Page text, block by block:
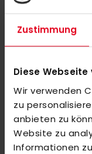
Zustimmung
Diese
Wir verwenden
zu
anbieten zu
Website zu
Informationen
DETAILS
adidas T19 Woven
MEHR
BEWERTUNGEN
ÄHNLICHE